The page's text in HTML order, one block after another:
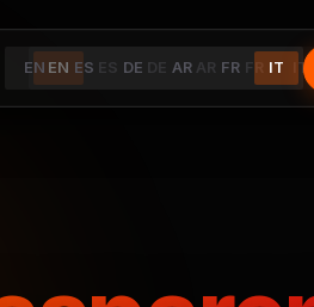
EN ES DE AR FR IT
EN ES DE AR FR IT